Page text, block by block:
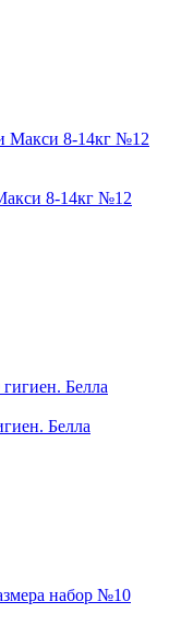
8-14кг №12
Белла